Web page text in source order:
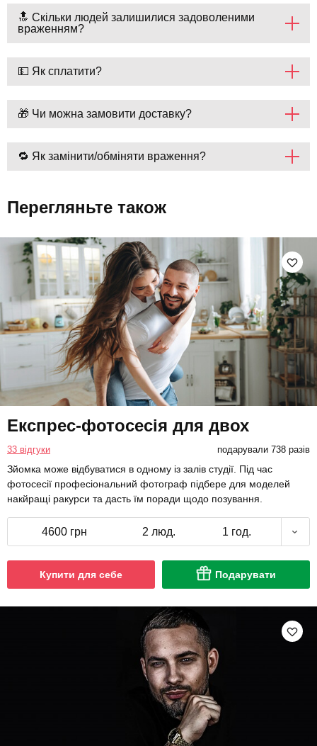
🔝 Скільки людей залишилися задоволеними
враженням?
💵 Як сплатити?
🎁 Чи можна замовити доставку?
🔁 Як замінити/обміняти враження?
Перегляньте також
Експрес-фотосесія для двох
33 відгуки подарували 738 разів
Зйомка може відбуватися в одному із залів студії. Під час
фотосесії професіональний фотограф підбере для моделей
накйращі ракурси та дасть їм поради щодо позування.
4600 грн 2 люд. 1 год.
Купити для себе Подарувати